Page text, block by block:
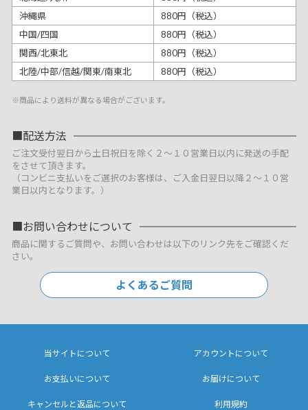
沖縄県
880円（税込）
中国/四国
880円（税込）
関西/北東北
880円（税込）
北陸/中部/信越/関東/南東北
880円（税込）
※商品により送料が異なる場合がございます。
配送方法
ご注文受付翌日から土日祝日を除く２～１０営業日以内に発送の手配
をさせて頂きます。
（コンビニ支払いをご選択のお客様は、ご入金日翌日以降２～１０営
業日以内となります。）
お問い合わせについて
商品に関するご質問や、お問い合わせは以下のリンク先をご確認くだ
さい。
よくあるご質問
当サイトについて アカウントについて
お支払いについて お届けについて
キャンセルと返品について 利用規約